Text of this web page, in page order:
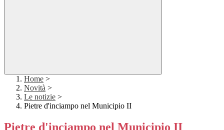
Home >
Novità >
Le notizie >
Pietre d'inciampo nel Municipio II
Pietre d'inciampo nel Municipio II